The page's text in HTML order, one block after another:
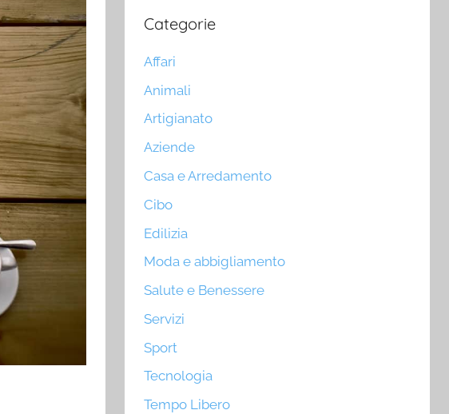
Categorie
Affari
Animali
Artigianato
Aziende
Casa e Arredamento
Cibo
Edilizia
Moda e abbigliamento
Salute e Benessere
Servizi
Sport
Tecnologia
Tempo Libero